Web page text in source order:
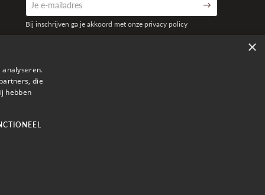
Bij inschrijven ga je akkoord met onze privacy policy
×
die
hebben